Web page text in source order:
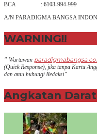
BCA : 6103-994-999
A/N PARADIGMA BANGSA
WARNING!!
” Wartawan
(Quick Response), jika tanpa Kartu
dan atau hubungi Redaksi”
Angkatan Darat